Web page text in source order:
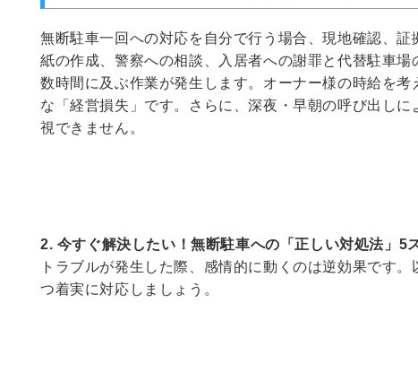
無断駐車一回への対応を自分で行う場合、現地確認、証
紙の作成、警察への相談、入居者への謝罪と代替駐車場
数時間に及ぶ作業が発生します。オーナー様の時給を考
な「経営損失」です。さらに、深夜・早朝の呼び出しに
視できません。
2. 今すぐ解決したい！無断駐車への「正しい対処法」5
トラブルが発生した際、感情的に動くのは逆効果です
つ着実に対応しましょう。